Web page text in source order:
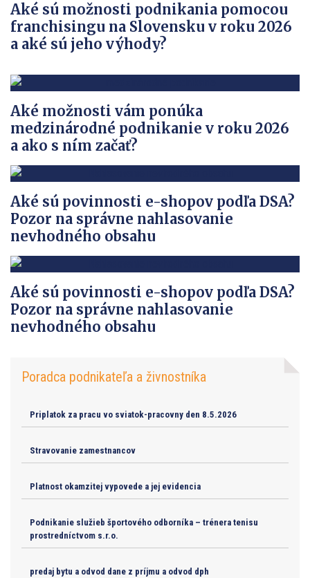
Aké sú možnosti podnikania pomocou
franchisingu na Slovensku v roku 2026
a aké sú jeho výhody?
Aké možnosti vám ponúka
medzinárodné podnikanie v roku 2026
a ako s ním začať?
Aké sú povinnosti e-shopov podľa DSA?
Pozor na správne nahlasovanie
nevhodného obsahu
Aké sú povinnosti e-shopov podľa DSA?
Pozor na správne nahlasovanie
nevhodného obsahu
Poradca podnikateľa a živnostníka
Priplatok za pracu vo sviatok-pracovny den 8.5.2026
Stravovanie zamestnancov
Platnost okamzitej vypovede a jej evidencia
Podnikanie služieb športového odborníka – trénera tenisu
prostredníctvom s.r.o.
predaj bytu a odvod dane z príjmu a odvod dph